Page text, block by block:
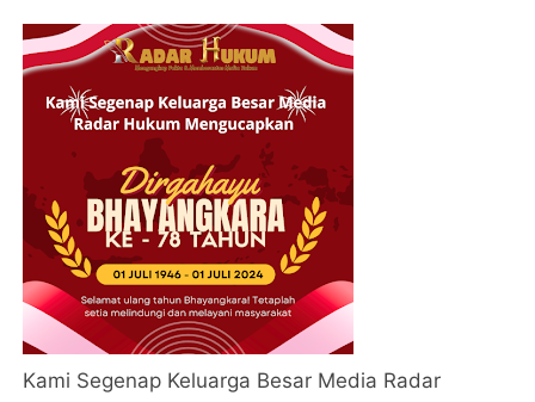
KAMI SEGENAP KELUARGA BESAR RADAR
HUKUM MENGUCAPKAN SELAMAT TAHUN BARU
ISLAM 1 MUHARAM
DIRGAHAYU HARI BHAYANGKARA KE-78